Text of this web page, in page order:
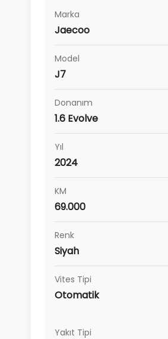
Marka
Jaecoo
Model
J7
Donanım
1.6 Evolve
Yıl
2024
KM
69.000
Renk
Siyah
Vites Tipi
Otomatik
Yakıt Tipi